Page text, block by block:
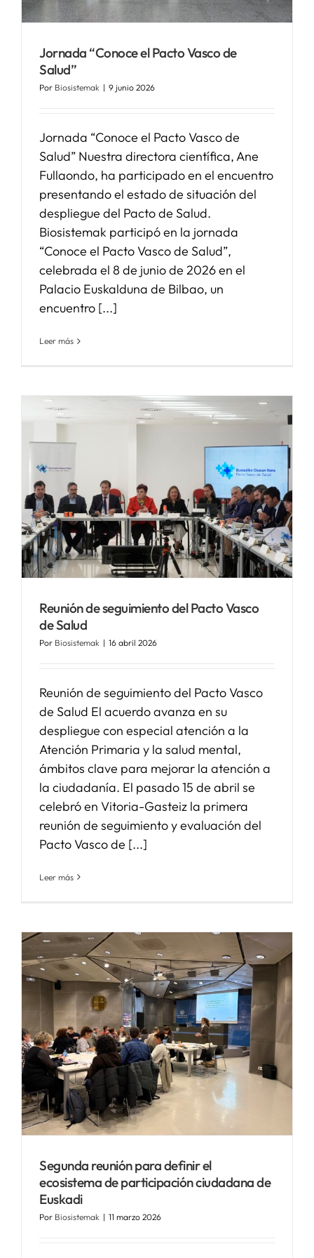
Jornada “Conoce el Pacto Vasco de
Salud”
Por Biosistemak | 9 junio 2026
Jornada “Conoce el Pacto Vasco de
Salud” Nuestra directora científica, Ane
Fullaondo, ha participado en el encuentro
presentando el estado de situación del
despliegue del Pacto de Salud.
Biosistemak participó en la jornada
“Conoce el Pacto Vasco de Salud”,
celebrada el 8 de junio de 2026 en el
Palacio Euskalduna de Bilbao, un
encuentro [...]
Leer más
Reunión de seguimiento del Pacto Vasco
de Salud
Por Biosistemak | 16 abril 2026
Reunión de seguimiento del Pacto Vasco
de Salud El acuerdo avanza en su
despliegue con especial atención a la
Atención Primaria y la salud mental,
ámbitos clave para mejorar la atención a
la ciudadanía. El pasado 15 de abril se
celebró en Vitoria-Gasteiz la primera
reunión de seguimiento y evaluación del
Pacto Vasco de [...]
Leer más
Segunda reunión para definir el
ecosistema de participación ciudadana de
Euskadi
Por Biosistemak | 11 marzo 2026